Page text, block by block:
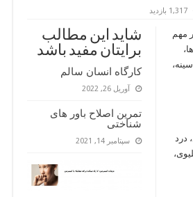
1,317 بازدید
شاید این مطالب
برایتان مفید باشد
کارگاه انسان سالم
آوریل 26, 2022
تمرین اصلاح باور های
شناختی
سپتامبر 14, 2021
مهم
درد